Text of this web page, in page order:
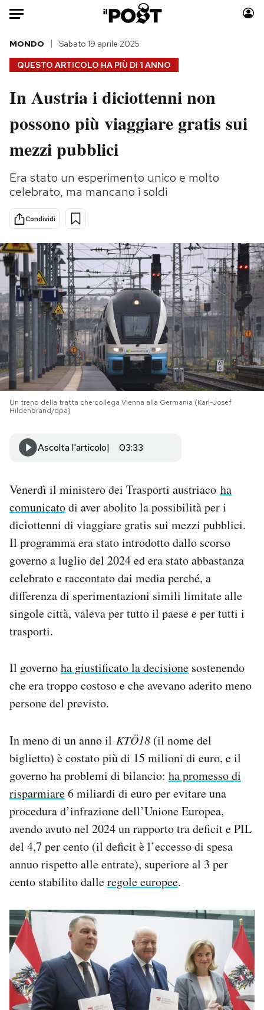
Auto
HOME
Italia
Politica
Tecnologia
Scienza
Cultura
Economia
Moda
Consumismi
Media
PODCAST
NEWSLETTER
I MIEI PREFERITI
SHOP
CALENDARIO
Area Personale
Newsletter
Hai bisogno di aiuto?
Esci
QUESTO ARTICOLO HA PIÙ DI 1 ANNO
MONDO Sabato 19 aprile 2025
In Austria i diciottenni non
possono più viaggiare gratis sui
mezzi pubblici
Era stato un esperimento unico e molto
celebrato, ma mancano i soldi
Condividi
Un treno della tratta che collega Vienna alla Germania (Karl-Josef
Hildenbrand/dpa)
Ascolta l'articolo 03:33
Venerdì il ministero dei Trasporti austriaco ha
comunicatodi aver abolito la possibilità per i
diciottenni di viaggiare gratis sui mezzi pubblici.
Il programma era stato introdotto dallo scorso
governo a luglio del 2024 ed era stato abbastanza
celebrato e raccontato dai media perché, a
differenza di sperimentazioni simili limitate alle
singole città, valeva per tutto il paese e per tutti i
trasporti.
Il governoha giustificato la decisione sostenendo
che era troppo costoso e che avevano aderito meno
persone del previsto.
In meno di un anno il KTÖ18 (il nome del
biglietto) è costato più di 15 milioni di euro, e il
governo ha problemi di bilancio: ha promesso di
risparmiare6 miliardi di euro per evitare una
procedura d’infrazione dell’Unione Europea,
avendo avuto nel 2024 un rapporto tra deficit e PIL
del 4,7 per cento (il deficit è l’eccesso di spesa
annuo rispetto alle entrate), superiore al 3 per
cento stabilito dalleregole europee.